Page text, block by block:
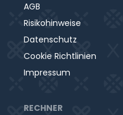
AGB
Risikohinweise
Datenschutz
Cookie Richtlinien
Impressum
RECHNER